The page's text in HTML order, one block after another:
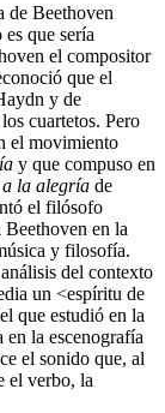
de Beethoven
que sería
el compositor
que el
y de
cuartetos. Pero
el movimiento
y que compuso en
la alegría de
el filósofo
en la
y filosofía.
del contexto
un <espíritu de
que estudió en la
en la escenografía
el sonido que, al
el verbo, la